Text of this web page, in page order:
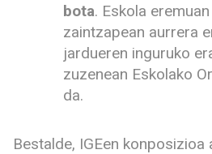
bota. Eskola
zaintzapean aurrera
jardueren inguruko
zuzenean Eskolako
da.
Bestalde, IGEen konposizioa